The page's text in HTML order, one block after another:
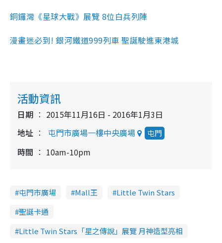
銅鑼灣《星球大戰》展覽 8位白兵列陣
漫畫迷必到! 銀河鐵道999列車 聖誕駛進東港城
活動資訊
日期
2015年11月16日 - 2016年1月3日
地址
屯門市廣場一樓中央廣場 屯門
時間 10am-10pm
屯門市廣場 Mall王
Little Twin Stars
聖誕卡通
Little Twin Stars「星之傳說」展覽 月神造型亮相